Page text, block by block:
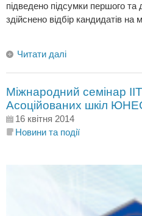
підведено підсумки першого та
здійснено відбір кандидатів на
Читати далі
Міжнародний семінар
Асоційованих шкіл
16 квітня 2014
Новини та події